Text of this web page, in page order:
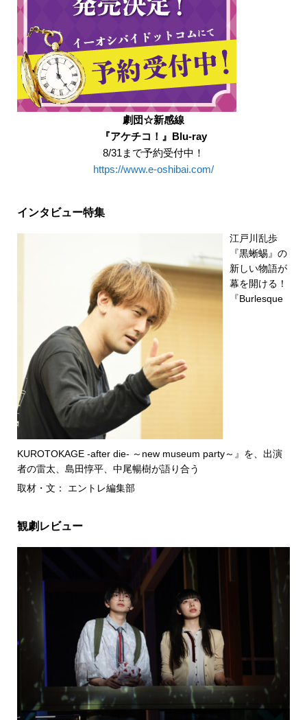
劇団☆新感線
『アケチコ！』Blu-ray
8/31まで予約受付中！
https://www.e-oshibai.com/
インタビュー特集
江戸川乱歩
『黒蜥蜴』の
新しい物語が
幕を開ける！
『Burlesque
KUROTOKAGE -after die- ～new museum party～』を、出演
者の雷太、島田惇平、中尾暢樹が語り合う
取材・文： エントレ編集部
観劇レビュー